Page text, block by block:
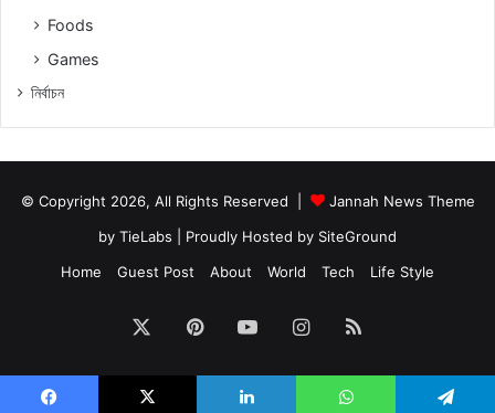
Foods
Games
নিৰ্বাচন
© Copyright 2026, All Rights Reserved |
Jannah News Theme
by TieLabs | Proudly Hosted by SiteGround
Home
Guest Post About World Tech Life Style
PinterestYouTubeInstagram